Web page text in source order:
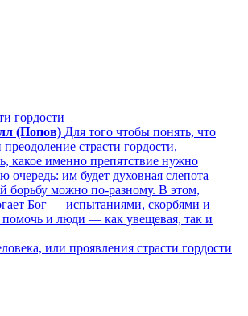
гордости
(Попов) Для того чтобы понять, что
преодоление страсти гордости,
какое именно препятствие нужно
очередь: им будет духовная слепота
борьбу можно по-разному. В этом,
Бог — испытаниями, скорбями и
помочь и люди — как увещевая, так и
или проявления страсти гордости